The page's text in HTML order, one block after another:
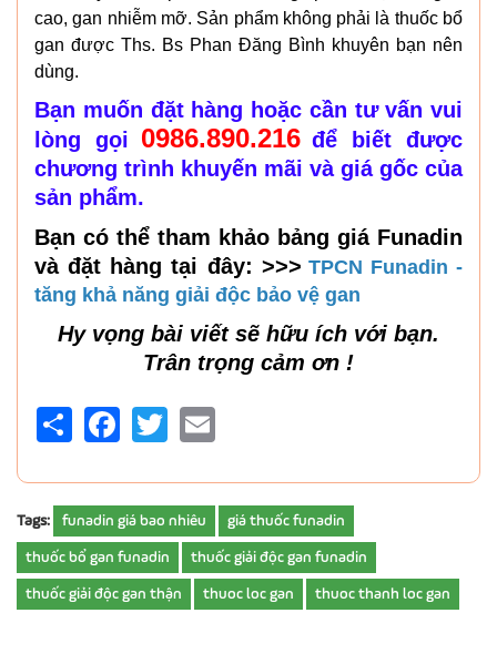
cao, gan nhiễm mỡ. Sản phẩm không phải là thuốc bổ
gan được Ths. Bs Phan Đăng Bình khuyên bạn nên
dùng.
Bạn muốn đặt hàng hoặc cần tư vấn vui
lòng gọi 0986.890.216 để biết được
chương trình khuyến mãi và giá gốc của
sản phẩm.
Bạn có thể tham khảo bảng giá Funadin
và đặt hàng tại đây: >>> TPCN Funadin -
tăng khả năng giải độc bảo vệ gan
Hy vọng bài viết sẽ hữu ích với bạn.
Trân trọng cảm ơn !
Share FacebookTwitter
Tags: funadin giá bao nhiêu giá thuốc funadin
thuốc bổ gan funadin thuốc giải độc gan funadin
thuốc giải độc gan thận thuoc loc gan thuoc thanh loc gan